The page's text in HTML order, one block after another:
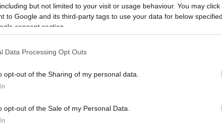
but not limited to your visit or usage behaviour. You may
to Google and its third-party tags to use your data for below
consent section.
Data Processing Opt Outs
opt-out of the Sharing of my personal data.
opt-out of the Sale of my Personal Data.
end that war very quickly. They want to make a
so badly. They’re tired of this”
predicts a deal to end the war with Iran is
“fast” — and that oil prices will plummet when
is reached.pic.twitter.com/Q0t8Bp8RWx
εκείνον τον πόλεμο πολύ γρήγορα.